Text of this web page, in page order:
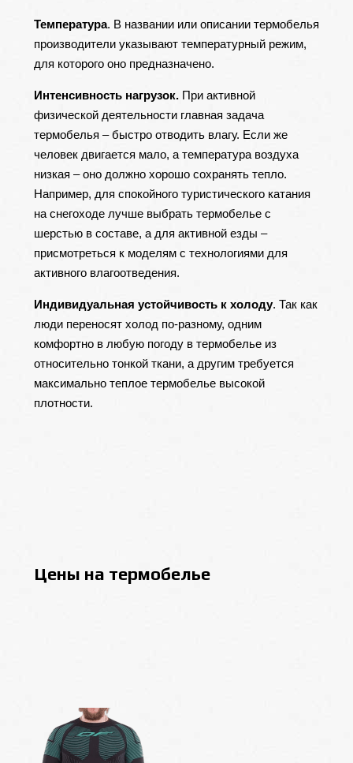
Температура. В названии или описании термобелья
производители указывают температурный режим,
для которого оно предназначено.
Интенсивность нагрузок. При активной
физической деятельности главная задача
термобелья – быстро отводить влагу. Если же
человек двигается мало, а температура воздуха
низкая – оно должно хорошо сохранять тепло.
Например, для спокойного туристического катания
на снегоходе лучше выбрать термобелье с
шерстью в составе, а для активной езды –
присмотреться к моделям с технологиями для
активного влагоотведения.
Индивидуальная устойчивость к холоду. Так как
люди переносят холод по-разному, одним
комфортно в любую погоду в термобелье из
относительно тонкой ткани, а другим требуется
максимально теплое термобелье высокой
плотности.
Цены на термобелье